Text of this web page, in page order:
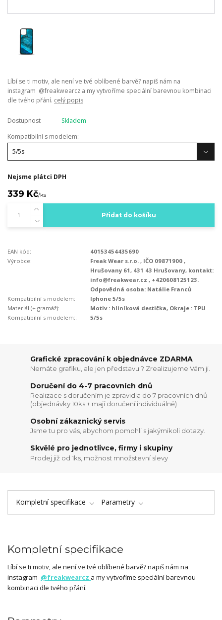
Líbí se ti motiv, ale není ve tvé oblíbené barvě? napiš nám na
instagram @freakwearcz a my vytvoříme speciální barevnou kombinaci
dle tvého přání. celý popis
Dostupnost
Skladem
Kompatibilní s modelem:
Nejsme plátci DPH
339 Kč/ks
Přidat do košíku
EAN kód:
40153454435690
Výrobce:
Freak Wear s.r.o. , IČO 09871900 ,
Hrušovany 61, 431 43 Hrušovany, kontakt:
info@freakwear.cz , +420608125123.
Odpovědná osoba: Natálie Franců
Kompatibilní s modelem:
Iphone 5/5s
Materiál (+ gramáž):
Motiv : hliníková destička, Okraje : TPU
Kompatibilní s modelem::
5/5s
Grafické zpracování k objednávce ZDARMA
Nemáte grafiku, ale jen představu ? Zrealizujeme Vám ji.
Doručení do 4-7 pracovních dnů
Realizace s doručením je zpravidla do 7 pracovních dnů
(objednávky 10ks + mají doručení individuálně)
Osobní zákaznický servis
Jsme tu pro vás, abychom pomohli s jakýmikoli dotazy.
Skvělé pro jednotlivce, firmy i skupiny
Prodej již od 1ks, možnost množstevní slevy
Kompletní specifikace Parametry
Kompletní specifikace
Líbí se ti motiv, ale není ve tvé oblíbené barvě? napiš nám na
instagram @freakwearcz a my vytvoříme speciální barevnou
kombinaci dle tvého přání.